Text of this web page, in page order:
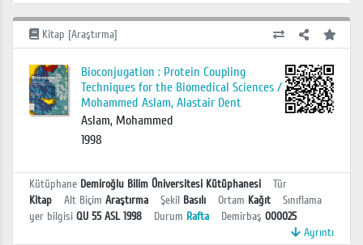
Kitap [Araştırma]
Bioconjugation : Protein Coupling
Techniques for the Biomedical Sciences /
Mohammed Aslam, Alastair Dent
Aslam, Mohammed
1998
Kütüphane Demiroğlu Bilim Üniversitesi Kütüphanesi
Tür
Kitap
Alt Biçim Araştırma Şekil Basılı Ortam Kağıt
Sınıflama
yer bilgisi QU 55 ASL 1998 Durum Rafta Demirbaş 000025
Ayrıntı